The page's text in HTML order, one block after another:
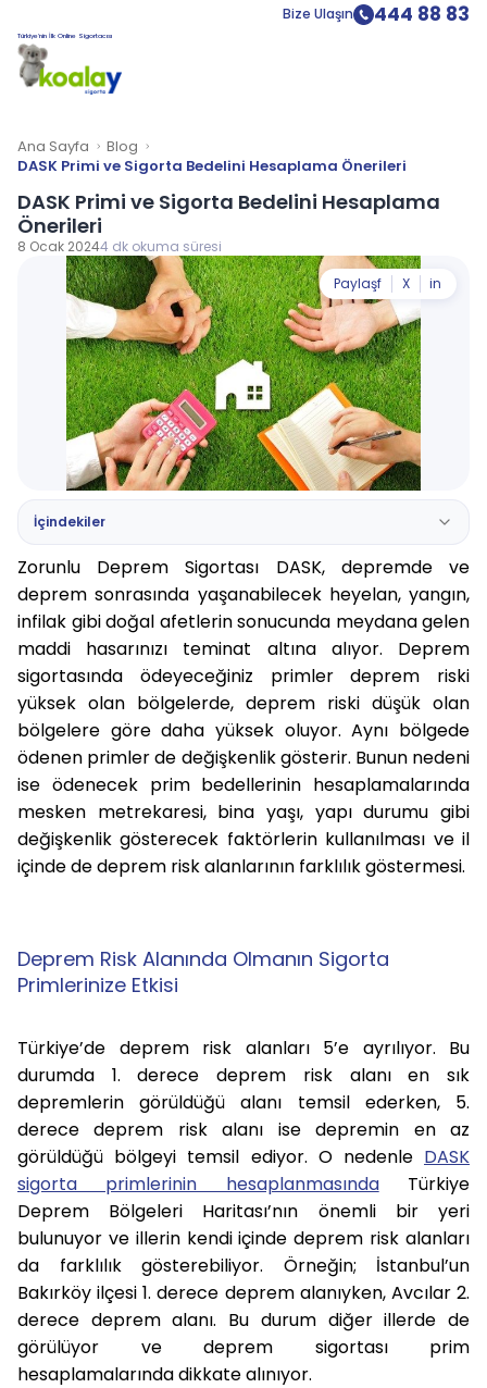
Bize Ulaşın 444 88 83
Türkiye’nin İlk Online Sigortacısı
Ana Sayfa
Blog
DASK Primi ve Sigorta Bedelini Hesaplama Önerileri
DASK Primi ve Sigorta Bedelini Hesaplama
Önerileri
8 Ocak 20244 dk okuma süresi
Paylaşf X in
İçindekiler
Zorunlu Deprem Sigortası DASK, depremde ve
deprem sonrasında yaşanabilecek heyelan, yangın,
infilak gibi doğal afetlerin sonucunda meydana gelen
maddi hasarınızı teminat altına alıyor. Deprem
sigortasında ödeyeceğiniz primler deprem riski
yüksek olan bölgelerde, deprem riski düşük olan
bölgelere göre daha yüksek oluyor. Aynı bölgede
ödenen primler de değişkenlik gösterir. Bunun nedeni
ise ödenecek prim bedellerinin hesaplamalarında
mesken metrekaresi, bina yaşı, yapı durumu gibi
değişkenlik gösterecek faktörlerin kullanılması ve il
içinde de deprem risk alanlarının farklılık göstermesi.
Deprem Risk Alanında Olmanın Sigorta
Primlerinize Etkisi
Türkiye’de deprem risk alanları 5’e ayrılıyor. Bu
durumda 1. derece deprem risk alanı en sık
depremlerin görüldüğü alanı temsil ederken, 5.
derece deprem risk alanı ise depremin en az
görüldüğü bölgeyi temsil ediyor. O nedenle DASK
sigorta primlerinin hesaplanmasındaTürkiye
Deprem Bölgeleri Haritası’nın önemli bir yeri
bulunuyor ve illerin kendi içinde deprem risk alanları
da farklılık gösterebiliyor. Örneğin; İstanbul’un
Bakırköy ilçesi 1. derece deprem alanıyken, Avcılar 2.
derece deprem alanı. Bu durum diğer illerde de
görülüyor ve deprem sigortası prim
hesaplamalarında dikkate alınıyor.